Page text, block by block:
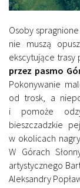
Osoby
nie muszą
ekscytujące trasy
przez pasmo
Pokonywanie
od trosk, a
i pomoże
bieszczadzkie
w okolicach
W Górach
artystycznego
Aleksandry